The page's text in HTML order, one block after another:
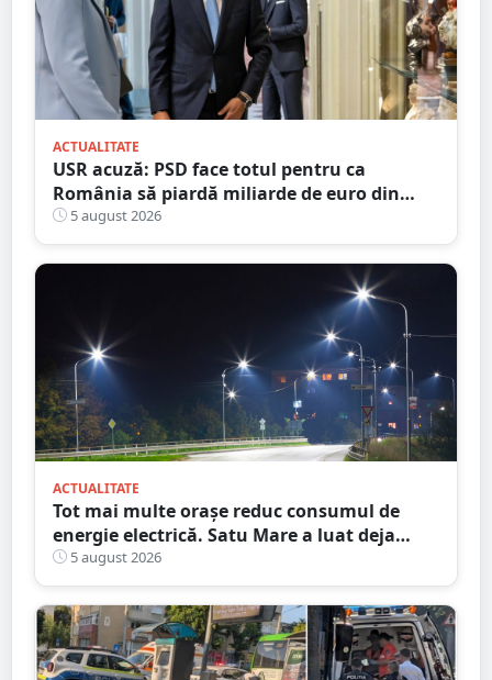
ACTUALITATE
USR acuză: PSD face totul pentru ca
România să piardă miliarde de euro din
PNRR
5 august 2026
ACTUALITATE
Tot mai multe orașe reduc consumul de
energie electrică. Satu Mare a luat deja
măsuri. Cu ce soluții au venit ceilalți
primari
5 august 2026